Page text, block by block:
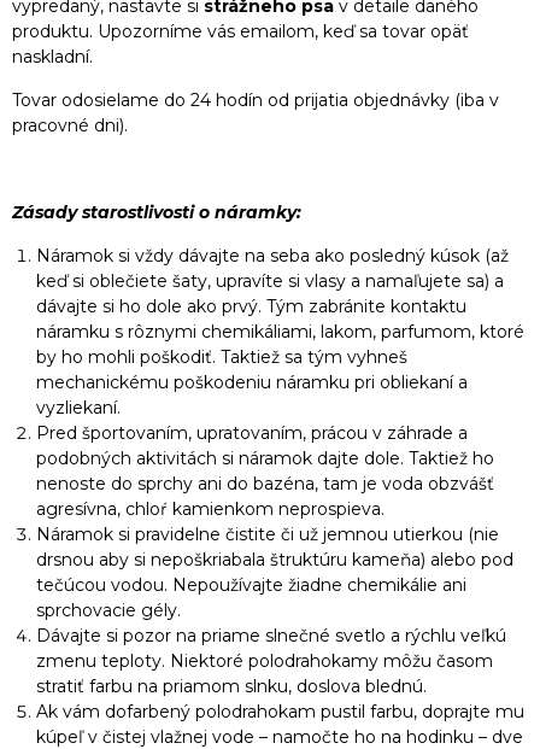
vypredaný, nastavte si strážneho psa v detaile daného
produktu. Upozorníme vás emailom, keď sa tovar opäť
naskladní.
Tovar odosielame do 24 hodín od prijatia objednávky (iba v
pracovné dni).
Zásady starostlivosti o náramky:
Náramok si vždy dávajte na seba ako posledný kúsok (až
keď si oblečiete šaty, upravíte si vlasy a namaľujete sa) a
dávajte si ho dole ako prvý. Tým zabránite kontaktu
náramku s rôznymi chemikáliami, lakom, parfumom, ktoré
by ho mohli poškodiť. Taktiež sa tým vyhneš
mechanickému poškodeniu náramku pri obliekaní a
vyzliekaní.
Pred športovaním, upratovaním, prácou v záhrade a
podobných aktivitách si náramok dajte dole. Taktiež ho
nenoste do sprchy ani do bazéna, tam je voda obzvášť
agresívna, chloŕ kamienkom neprospieva.
Náramok si pravidelne čistite či už jemnou utierkou (nie
drsnou aby si nepoškriabala štruktúru kameňa) alebo pod
tečúcou vodou. Nepoužívajte žiadne chemikálie ani
sprchovacie gély.
Dávajte si pozor na priame slnečné svetlo a rýchlu veľkú
zmenu teploty. Niektoré polodrahokamy môžu časom
stratiť farbu na priamom slnku, doslova blednú.
Ak vám dofarbený polodrahokam pustil farbu, doprajte mu
kúpeľ v čistej vlažnej vode – namočte ho na hodinku – dve